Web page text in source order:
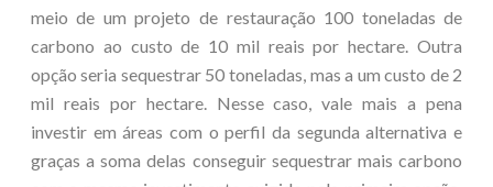
meio de um projeto de restauração 100 toneladas de
carbono ao custo de 10 mil reais por hectare. Outra
opção seria sequestrar 50 toneladas, mas a um custo de 2
mil reais por hectare. Nesse caso, vale mais a pena
investir em áreas com o perfil da segunda alternativa e
graças a soma delas conseguir sequestrar mais carbono